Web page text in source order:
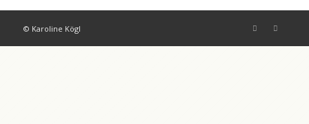
© Karoline Kögl